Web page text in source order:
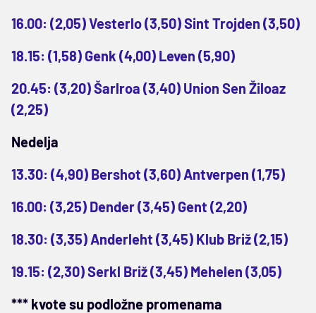
16.00: (2,05) Vesterlo (3,50) Sint Trojden (3,50)
18.15: (1,58) Genk (4,00) Leven (5,90)
20.45: (3,20) Šarlroa (3,40) Union Sen Žiloaz
(2,25)
Nedelja
13.30: (4,90) Bershot (3,60) Antverpen (1,75)
16.00: (3,25) Dender (3,45) Gent (2,20)
18.30: (3,35) Anderleht (3,45) Klub Briž (2,15)
19.15: (2,30) Serkl Briž (3,45) Mehelen (3,05)
*** kvote su podložne promenama